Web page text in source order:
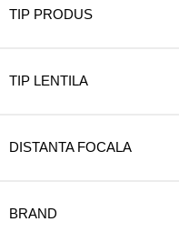
TIP PRODUS
TIP LENTILA
DISTANTA FOCALA
BRAND